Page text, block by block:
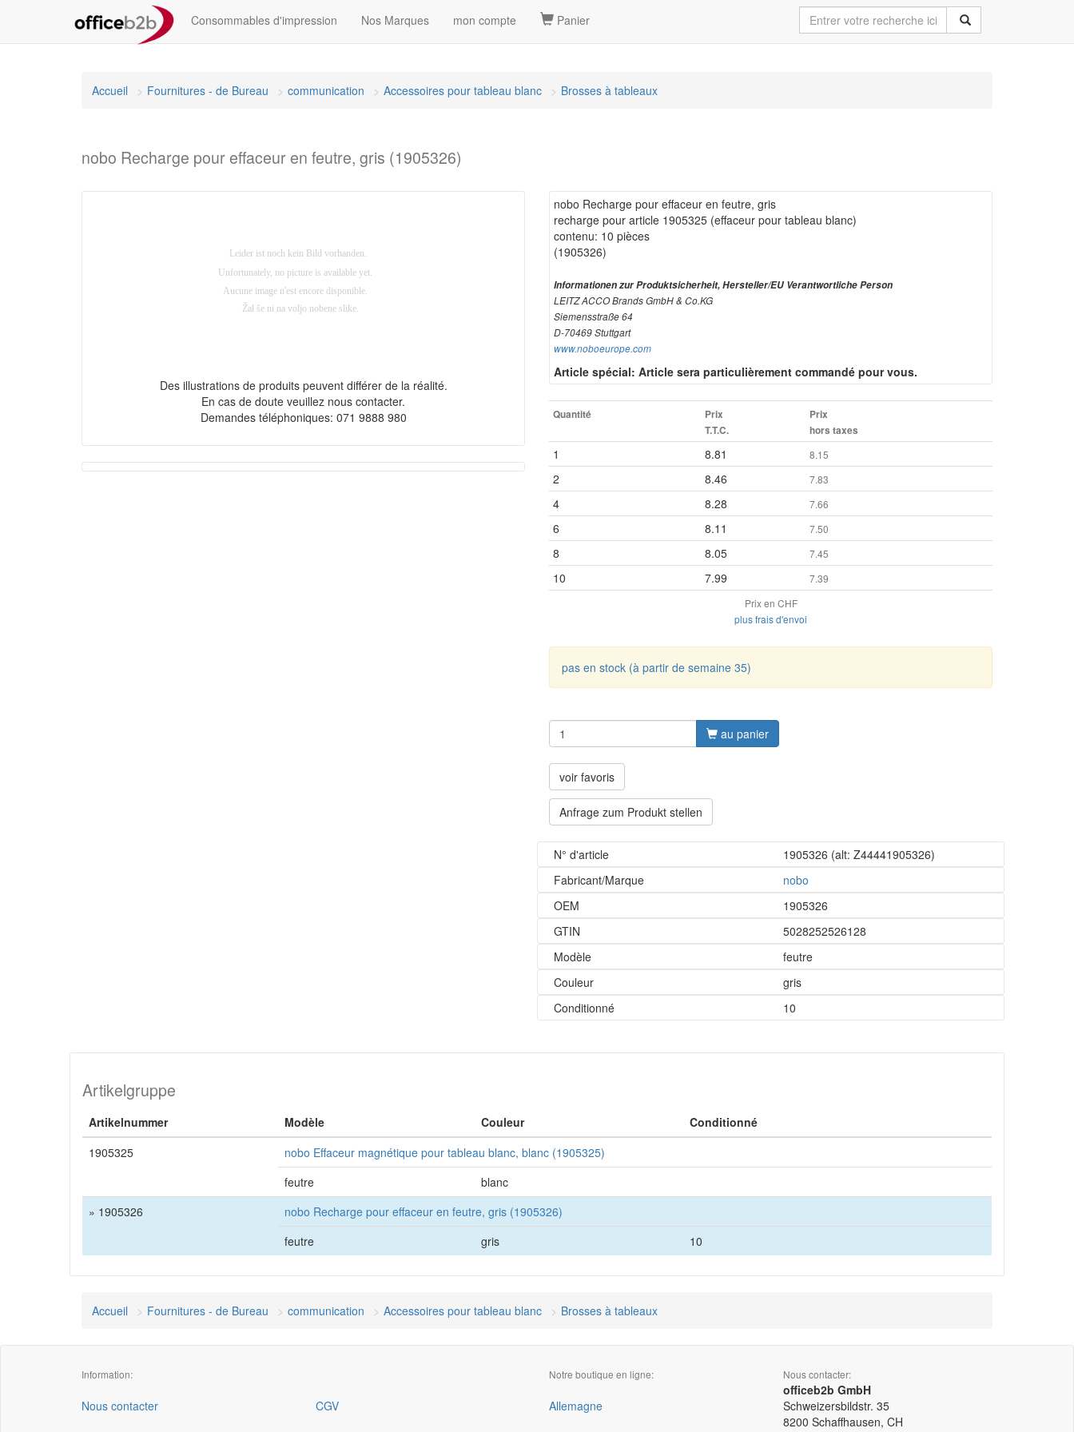
Consommables d'impression Nos Marques mon compte Panier
Accueil Fournitures - de Bureau communication Accessoires pour tableau blanc Brosses à tableaux
nobo Recharge pour effaceur en feutre, gris (1905326)
Des illustrations de produits peuvent différer de la réalité.
En cas de doute veuillez nous contacter.
Demandes téléphoniques: 071 9888 980
nobo Recharge pour effaceur en feutre, gris
recharge pour article 1905325 (effaceur pour tableau blanc)
contenu: 10 pièces
(1905326)
Informationen zur Produktsicherheit, Hersteller/EU Verantwortliche Person
LEITZ ACCO Brands GmbH & Co.KG
Siemensstraße 64
D-70469 Stuttgart
www.noboeurope.com
Article spécial: Article sera particulièrement commandé pour vous.
Quantité
Prix
T.T.C.
Prix
hors taxes
1 8.81 8.15
2 8.46 7.83
4 8.28 7.66
6 8.11 7.50
8 8.05 7.45
10 7.99
7.39
Prix en CHF
plus frais d'envoi
pas en stock (à partir de semaine 35)
au panier
voir favoris
Anfrage zum Produkt stellen
N° d'article 1905326 (alt: Z44441905326)
Fabricant/Marque
nobo
OEM
1905326
GTIN
5028252526128
Modèle
feutre
Couleur
gris
Conditionné
10
Artikelgruppe
Artikelnummer Modèle Couleur
Conditionné
1905325
nobo Effaceur magnétique pour tableau blanc, blanc (1905325)
feutre
blanc
» 1905326
nobo Recharge pour effaceur en feutre, gris (1905326)
feutre
gris 10
Accueil Fournitures - de Bureau communication Accessoires pour tableau blanc Brosses à tableaux
Information:
Nous contacter
CGV
Notre boutique en ligne:
Allemagne
Nous contacter:
officeb2b GmbH
Schweizersbildstr. 35
8200 Schaffhausen, CH